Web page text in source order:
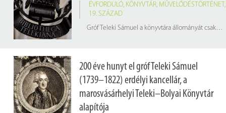
ÉVFORDULÓ, KÖNYVTÁR, MŰVELŐDÉSTÖRTÉNET,
19. SZÁZAD
Gróf Teleki Sámuel a könyvtára állományát csaknem 70 éven át gyűjtötte, mintegy 24 nyugat-európai város könyvpiacáról, vagyona nagy részét erre áldozva. Széles körű levelezést folytatott, utazott, katalógusok alapján tájékozódott, néha húsz évet is várt, míg hozzájuthatott egy könyvritkasághoz. 1797 óta foglalkozott a marosvásárhelyi könyvtár felállításának tervével, amely végül 1799 és 1802 között megépült, elkészültek a polcok, kasztenek. A könyvek felrakását feltehetőleg a kancellár személyesen irányította. A könyvek azóta is sárgaréz drótból font ajtók mögött sorakoznak, hogy a lopást megelőzzék.
200 éve hunyt el gróf Teleki Sámuel
(1739–1822) erdélyi kancellár, a
marosvásárhelyi Teleki–Bolyai Könyvtár
alapítója